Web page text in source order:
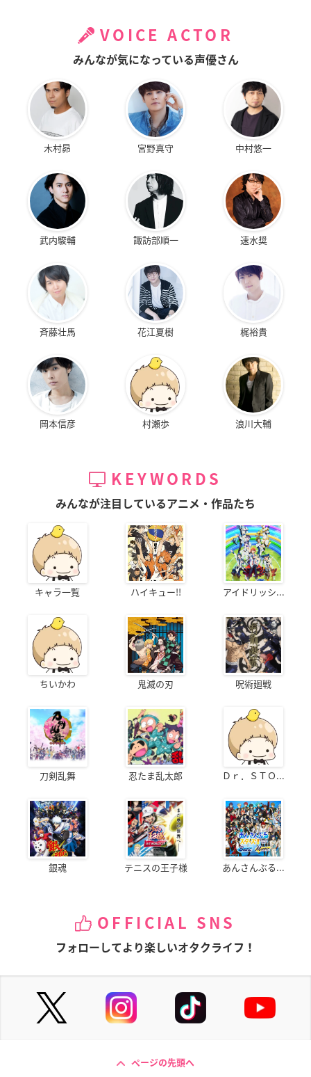
VOICE ACTOR
みんなが気になっている声優さん
木村昴 宮野真守 中村悠一
武内駿輔 諏訪部順一 速水奨
斉藤壮馬 花江夏樹 梶裕貴
岡本信彦 村瀬歩 浪川大輔
KEYWORDS
みんなが注目しているアニメ・作品たち
キャラ一覧 ハイキュー!! アイドリッシ...
ちいかわ 鬼滅の刃 呪術廻戦
刀剣乱舞 忍たま乱太郎 Ｄｒ．ＳＴＯ...
銀魂 テニスの王子様 あんさんぶる...
OFFICIAL SNS
フォローしてより楽しいオタクライフ！
ページの先頭へ